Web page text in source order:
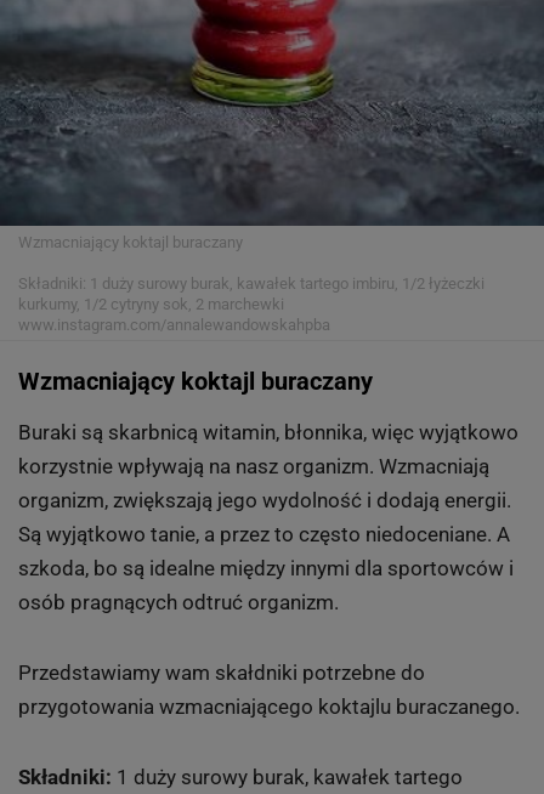
Wzmacniający koktajl buraczany
Składniki: 1 duży surowy burak, kawałek tartego imbiru, 1/2 łyżeczki
kurkumy, 1/2 cytryny sok, 2 marchewki
www.instagram.com/annalewandowskahpba
Wzmacniający koktajl buraczany
Buraki są skarbnicą witamin, błonnika, więc wyjątkowo
korzystnie wpływają na nasz organizm. Wzmacniają
organizm, zwiększają jego wydolność i dodają energii.
Są wyjątkowo tanie, a przez to często niedoceniane. A
szkoda, bo są idealne między innymi dla sportowców i
osób pragnących odtruć organizm.
Przedstawiamy wam skałdniki potrzebne do
przygotowania wzmacniającego koktajlu buraczanego.
Składniki: 1 duży surowy burak, kawałek tartego